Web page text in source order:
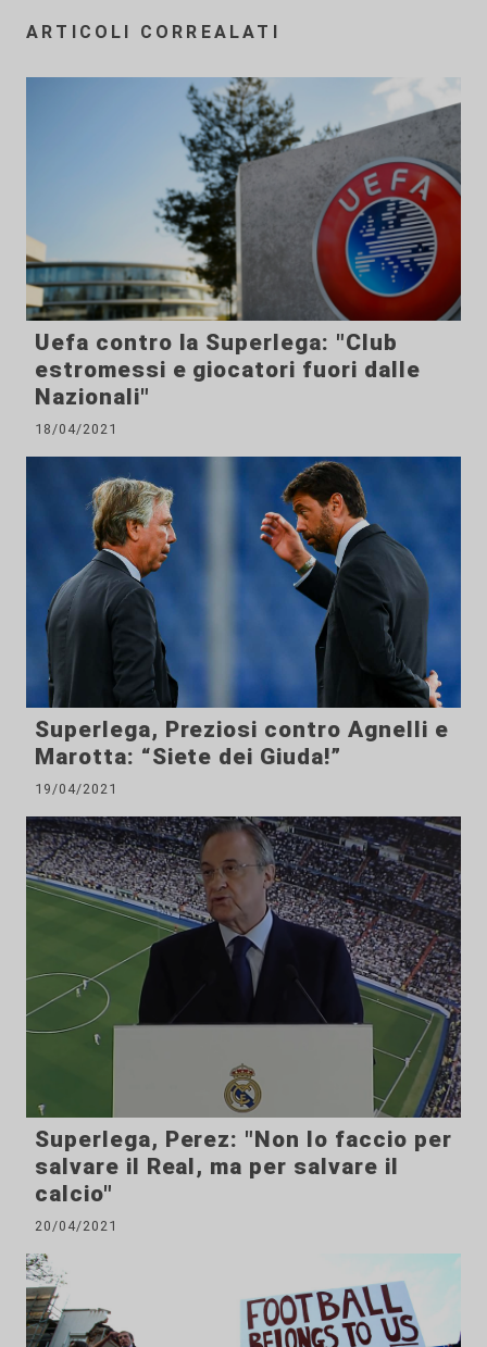
ARTICOLI CORREALATI
Uefa contro la Superlega: "Club
estromessi e giocatori fuori dalle
Nazionali"
18/04/2021
Superlega, Preziosi contro Agnelli e
Marotta: “Siete dei Giuda!”
19/04/2021
Superlega, Perez: "Non lo faccio per
salvare il Real, ma per salvare il
calcio"
20/04/2021